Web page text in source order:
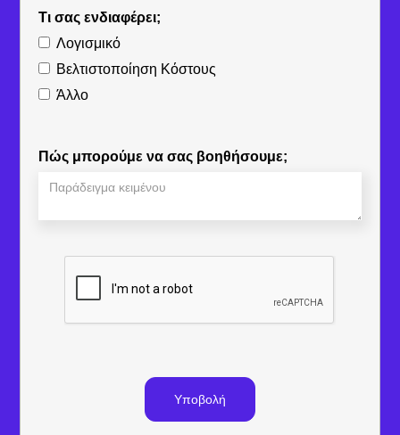
Τι σας ενδιαφέρει;
Λογισμικό
Βελτιστοποίηση Κόστους
Άλλο
Πώς μπορούμε να σας βοηθήσουμε;